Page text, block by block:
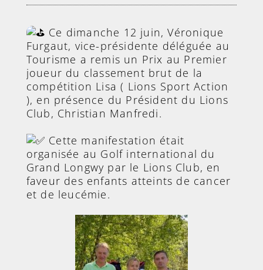
Ce dimanche 12 juin, Véronique
Furgaut, vice-présidente déléguée au
Tourisme a remis un Prix au Premier
joueur du classement brut de la
compétition Lisa ( Lions Sport Action
), en présence du Président du Lions
Club, Christian Manfredi.
Cette manifestation était
organisée au Golf international du
Grand Longwy par le Lions Club, en
faveur des enfants atteints de cancer
et de leucémie.